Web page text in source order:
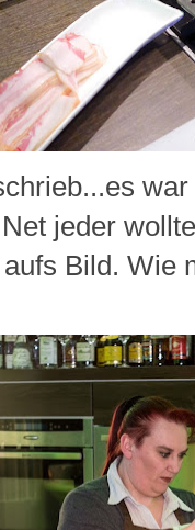
jeder
Bild. Wie